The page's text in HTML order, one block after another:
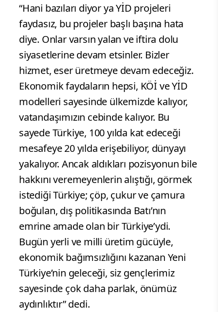
“Hani bazıları diyor ya YİD projeleri
faydasız, bu projeler başlı başına hata
diye. Onlar varsın yalan ve iftira dolu
siyasetlerine devam etsinler. Bizler
hizmet, eser üretmeye devam edeceğiz.
Ekonomik faydaların hepsi, KÖİ ve YİD
modelleri sayesinde ülkemizde kalıyor,
vatandaşımızın cebinde kalıyor. Bu
sayede Türkiye, 100 yılda kat edeceği
mesafeye 20 yılda erişebiliyor, dünyayı
yakalıyor. Ancak aldıkları pozisyonun bile
hakkını veremeyenlerin alıştığı, görmek
istediği Türkiye; çöp, çukur ve çamura
boğulan, dış politikasında Batı’nın
emrine amade olan bir Türkiye’ydi.
Bugün yerli ve milli üretim gücüyle,
ekonomik bağımsızlığını kazanan Yeni
Türkiye’nin geleceği, siz gençlerimiz
sayesinde çok daha parlak, önümüz
aydınlıktır” dedi.